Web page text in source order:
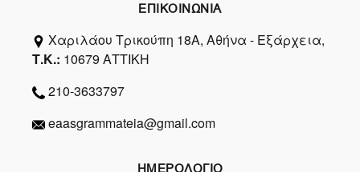
ΕΠΙΚΟΙΝΩΝΙΑ
Χαριλάου Τρικούπη 18Α, Αθήνα - Εξάρχεια,
Τ.Κ.: 10679 ΑΤΤΙΚΗ
210-3633797
eaasgrammateia@gmail.com
ΗΜΕΡΟΛΟΓΙΟ